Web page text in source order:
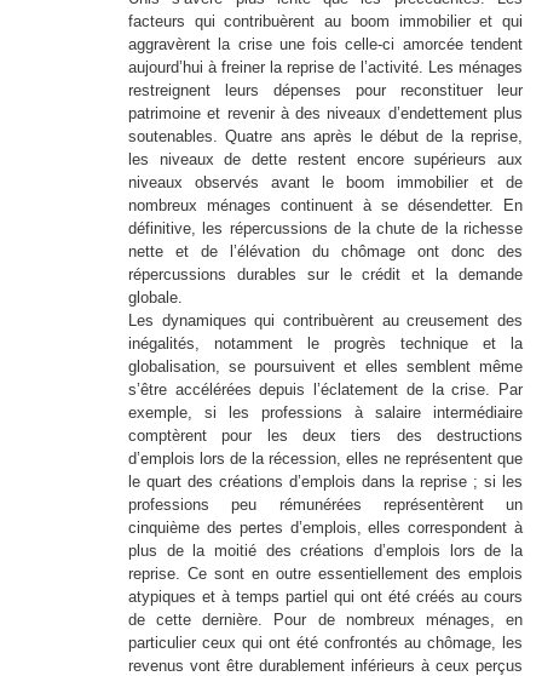
facteurs qui contribuèrent au boom immobilier et qui
aggravèrent la crise une fois celle-ci amorcée tendent
aujourd’hui à freiner la reprise de l’activité. Les ménages
restreignent leurs dépenses pour reconstituer leur
patrimoine et revenir à des niveaux d’endettement plus
soutenables. Quatre ans après le début de la reprise,
les niveaux de dette restent encore supérieurs aux
niveaux observés avant le boom immobilier et de
nombreux ménages continuent à se désendetter. En
définitive, les répercussions de la chute de la richesse
nette et de l’élévation du chômage ont donc des
répercussions durables sur le crédit et la demande
globale.
Les dynamiques qui contribuèrent au creusement des
inégalités, notamment le progrès technique et la
globalisation, se poursuivent et elles semblent même
s’être accélérées depuis l’éclatement de la crise. Par
exemple, si les professions à salaire intermédiaire
comptèrent pour les deux tiers des destructions
d’emplois lors de la récession, elles ne représentent que
le quart des créations d’emplois dans la reprise ; si les
professions peu rémunérées représentèrent un
cinquième des pertes d’emplois, elles correspondent à
plus de la moitié des créations d’emplois lors de la
reprise. Ce sont en outre essentiellement des emplois
atypiques et à temps partiel qui ont été créés au cours
de cette dernière. Pour de nombreux ménages, en
particulier ceux qui ont été confrontés au chômage, les
revenus vont être durablement inférieurs à ceux perçus